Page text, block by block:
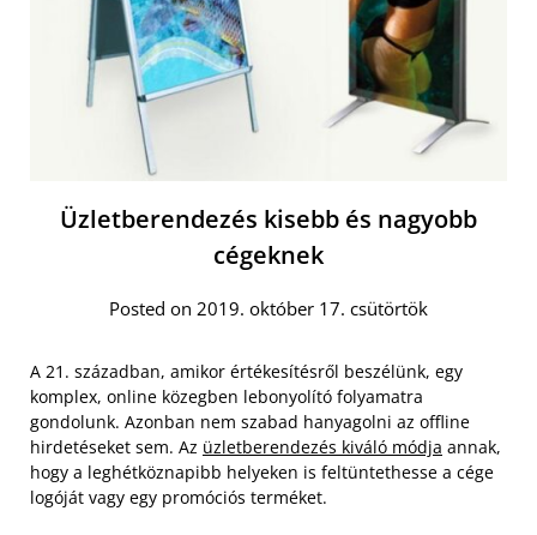
Üzletberendezés kisebb és nagyobb
cégeknek
Posted on 2019. október 17. csütörtök
A 21. században, amikor értékesítésről beszélünk, egy
komplex, online közegben lebonyolító folyamatra
gondolunk. Azonban nem szabad hanyagolni az offline
hirdetéseket sem. Az üzletberendezés kiváló módja annak,
hogy a leghétköznapibb helyeken is feltüntethesse a cége
logóját vagy egy promóciós terméket.